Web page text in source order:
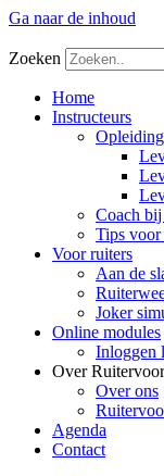
Ga naar de inhoud
Zoeken
Home
Instructeurs
Coach
Tips voor
Voor ruiters
Aan de
Joker
Online modules
Inloggen
Over
Over ons
Agenda
Contact